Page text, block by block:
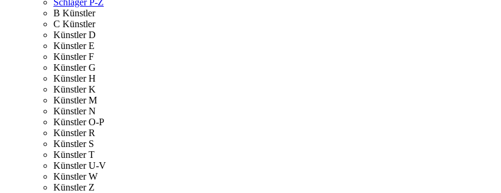
B Künstler
C Künstler
Künstler D
Künstler E
Künstler F
Künstler G
Künstler H
Künstler K
Künstler M
Künstler N
Künstler O-P
Künstler R
Künstler S
Künstler T
Künstler U-V
Künstler W
Künstler Z